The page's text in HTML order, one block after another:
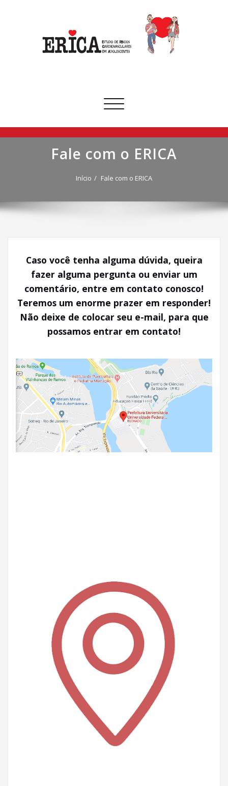
Alternar
Fale com o ERICA
Início Fale com o ERICA
Caso você tenha alguma dúvida, queira
fazer alguma pergunta ou enviar um
comentário, entre em contato conosco!
Teremos um enorme prazer em responder!
Não deixe de colocar seu e-mail, para que
possamos entrar em contato!